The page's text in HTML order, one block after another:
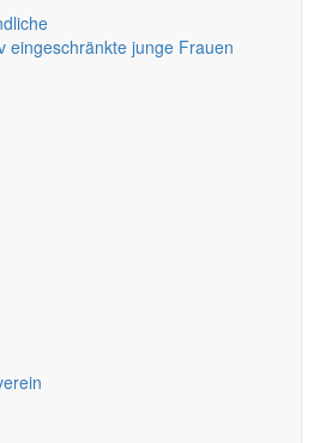
eingeschränkte junge Frauen